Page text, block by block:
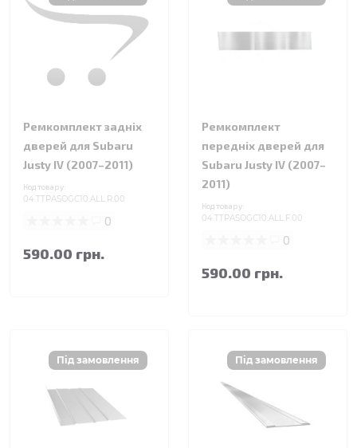
Ремкомплект задніх
дверей для Subaru
Justy IV (2007–2011)
Код товару:
04.TTPASOGC10.ALL.R.00
0
590.00 грн.
Ремкомплект
передніх дверей для
Subaru Justy IV (2007–
2011)
Код товару:
04.TTPASOGC10.ALL.F.00
0
590.00 грн.